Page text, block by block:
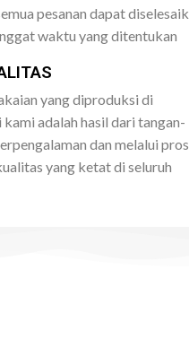
pesanan dapat
waktu yang ditentukan
yang diproduksi di
adalah hasil dari tangan-
dan melalui
yang ketat di seluruh